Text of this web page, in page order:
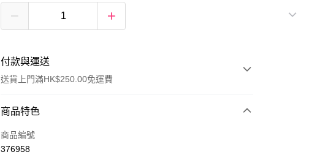
付款與運送
送貨上門滿HK$250.00免運費
付款方式
信用卡
商品特色
商品編號
376958